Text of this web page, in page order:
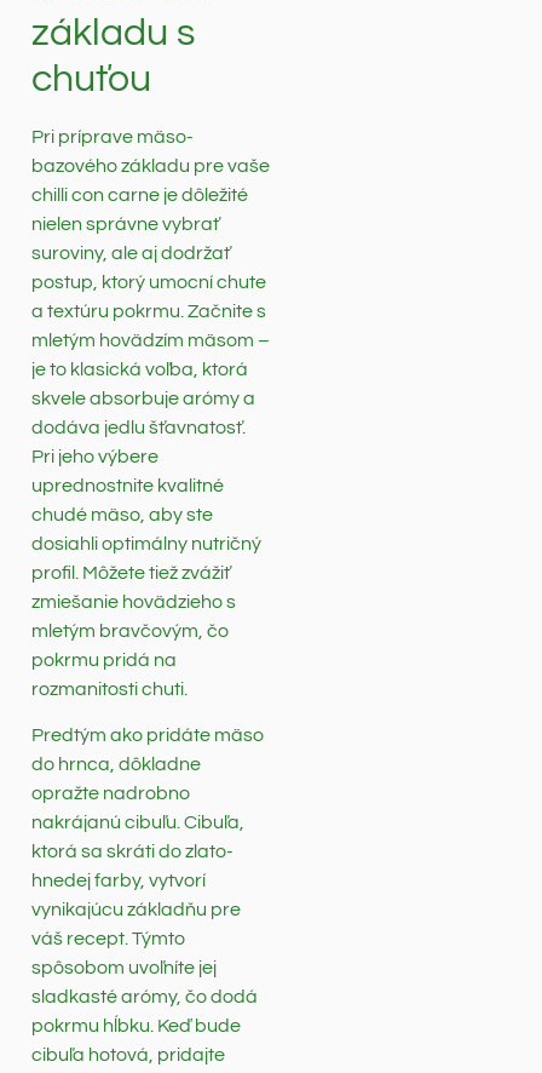
základu s
chuťou
Pri príprave mäso-
bazového základu pre vaše
chilli con carne je dôležité
nielen správne vybrať
suroviny, ale aj dodržať
postup, ktorý umocní chute
a textúru pokrmu. Začnite s
mletým hovädzím mäsom –
je to klasická voľba, ktorá
skvele absorbuje arómy a
dodáva jedlu šťavnatosť.
Pri jeho výbere
uprednostnite kvalitné
chudé mäso, aby ste
dosiahli optimálny nutričný
profil. Môžete tiež zvážiť
zmiešanie hovädzieho s
mletým bravčovým, čo
pokrmu pridá na
rozmanitosti chuti.
Predtým ako pridáte mäso
do hrnca, dôkladne
opražte nadrobno
nakrájanú cibuľu. Cibuľa,
ktorá sa skráti do zlato-
hnedej farby, vytvorí
vynikajúcu základňu pre
váš recept. Týmto
spôsobom uvoľníte jej
sladkasté arómy, čo dodá
pokrmu hĺbku. Keď bude
cibuľa hotová, pridajte